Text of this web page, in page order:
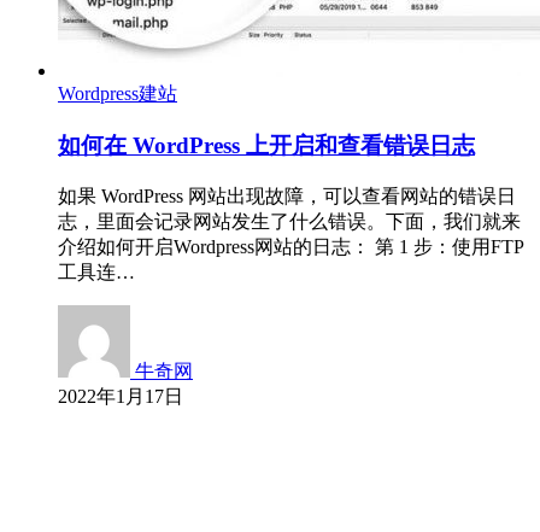
Wordpress建站
如何在 WordPress 上开启和查看错误日志
如果 WordPress 网站出现故障，可以查看网站的错误日
志，里面会记录网站发生了什么错误。下面，我们就来
介绍如何开启Wordpress网站的日志： 第 1 步：使用FTP
工具连…
牛奇网
2022年1月17日